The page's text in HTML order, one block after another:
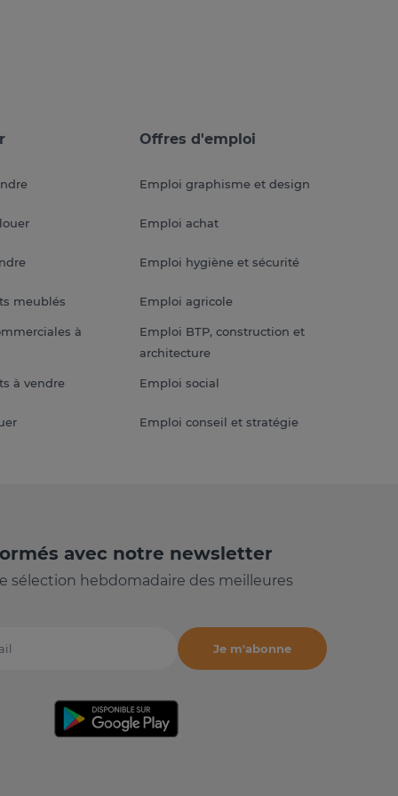
meublés
à
à vendre
Offres d'emploi
Emploi graphisme et design
Emploi achat
Emploi hygiène et sécurité
Emploi agricole
Emploi BTP, construction et
architecture
Emploi social
Emploi conseil et stratégie
avec notre newsletter
sélection hebdomadaire des meilleures
Je m'abonne